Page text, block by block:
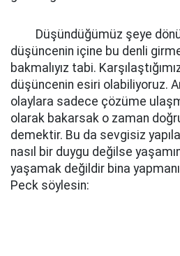
Düşündüğümüz şeye
düşüncenin içine bu denli
bakmalıyız tabi.
düşüncenin esiri olabiliyoruz.
olaylara sadece çözüme
olarak bakarsak o zaman
demektir. Bu da sevgisiz
nasıl bir duygu değilse
yaşamak değildir bina
Peck söylesin: